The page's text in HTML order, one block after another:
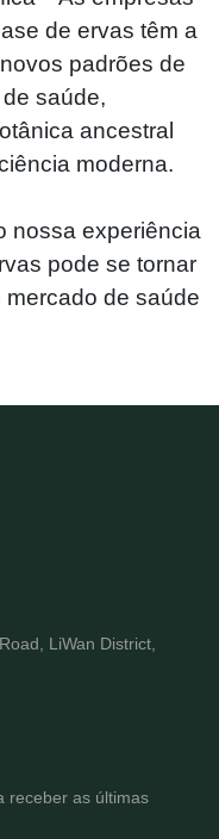
de ervas têm a
padrões de
saúde,
ancestral
moderna.
nossa experiência
pode se tornar
de saúde
LiWan District,
receber as últimas